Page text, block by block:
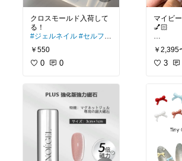
クロスモールド入荷して
#ジェルネイル #セルフネ
イル #モールド
モールド
￥550
0 0
マイビ
💅🏻
#ジェル
#セルフ
￥2,395
3